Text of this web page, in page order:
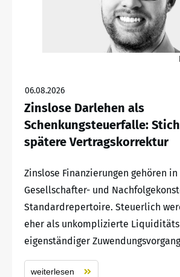
06.08.2026
Zinslose Darlehen als
Schenkungsteuerfalle:
spätere Vertragskorrektur
Zinslose Finanzierungen gehören
Gesellschafter- und
Standardrepertoire. Steuerlich
eher als unkomplizierte
eigenständiger
weiterlesen